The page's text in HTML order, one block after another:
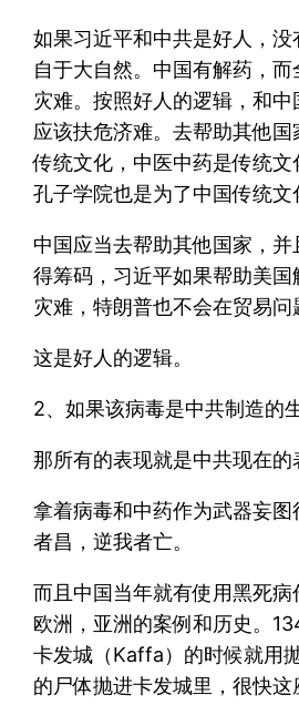
如果习近平和中共是好人，
自于大自然。中国有解药，
灾难。按照好人的逻辑，和
应该扶危济难。去帮助其他
传统文化，中医中药是传统
孔子学院也是为了中国传统文
中国应当去帮助其他国家，并
得筹码，习近平如果帮助美
灾难，特朗普也不会在贸易问
这是好人的逻辑。
2、如果该病毒是中共制造的
那所有的表现就是中共现在的
拿着病毒和中药作为武器妄
者昌，逆我者亡。
而且中国当年就有使用黑死病
欧洲，亚洲的案例和历史。
卡发城（Kaffa）的时候就用
的尸体抛进卡发城里，很快